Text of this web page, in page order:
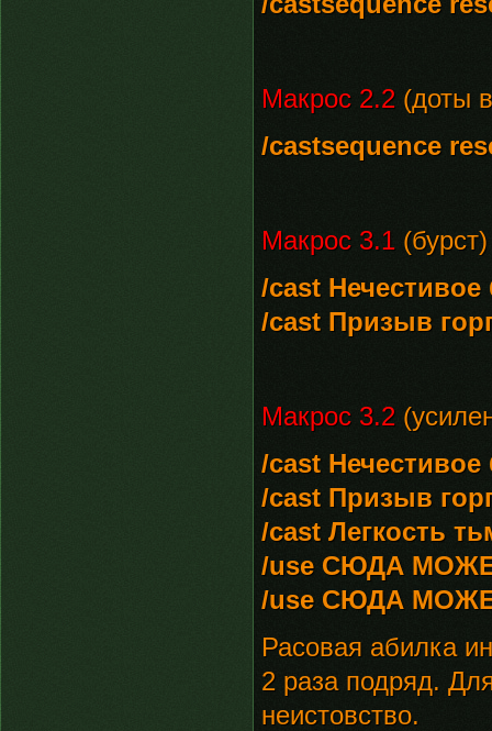
Макрос 2.2 (доты
/castsequence
Макрос 3.1 (бурст)
/cast
/cast Призыв
Макрос 3.2
/cast
/cast Призыв
/cast Легкость
/use СЮДА
/use СЮДА
Расовая абилка
2 раза подряд.
неистовство.